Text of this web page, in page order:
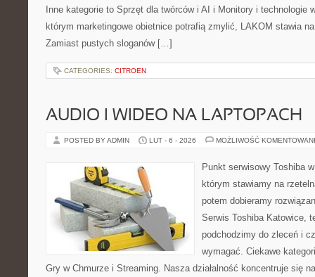
Inne kategorie to Sprzęt dla twórców i AI i Monitory i technologie
którym marketingowe obietnice potrafią zmylić, LAKOM stawia
Zamiast pustych sloganów […]
CATEGORIES: CITROEN
AUDIO I WIDEO NA LAPTOPACH
POSTED BY ADMIN LUT - 6 - 2026 MOŻLIWOŚĆ
Punkt serwisowy Toshiba
którym stawiamy na
potem dobieramy
Serwis Toshiba Katowice,
podchodzimy do zleceń i
wymagać. Ciekawe
Gry w Chmurze i Streaming. Nasza działalność koncentruje się